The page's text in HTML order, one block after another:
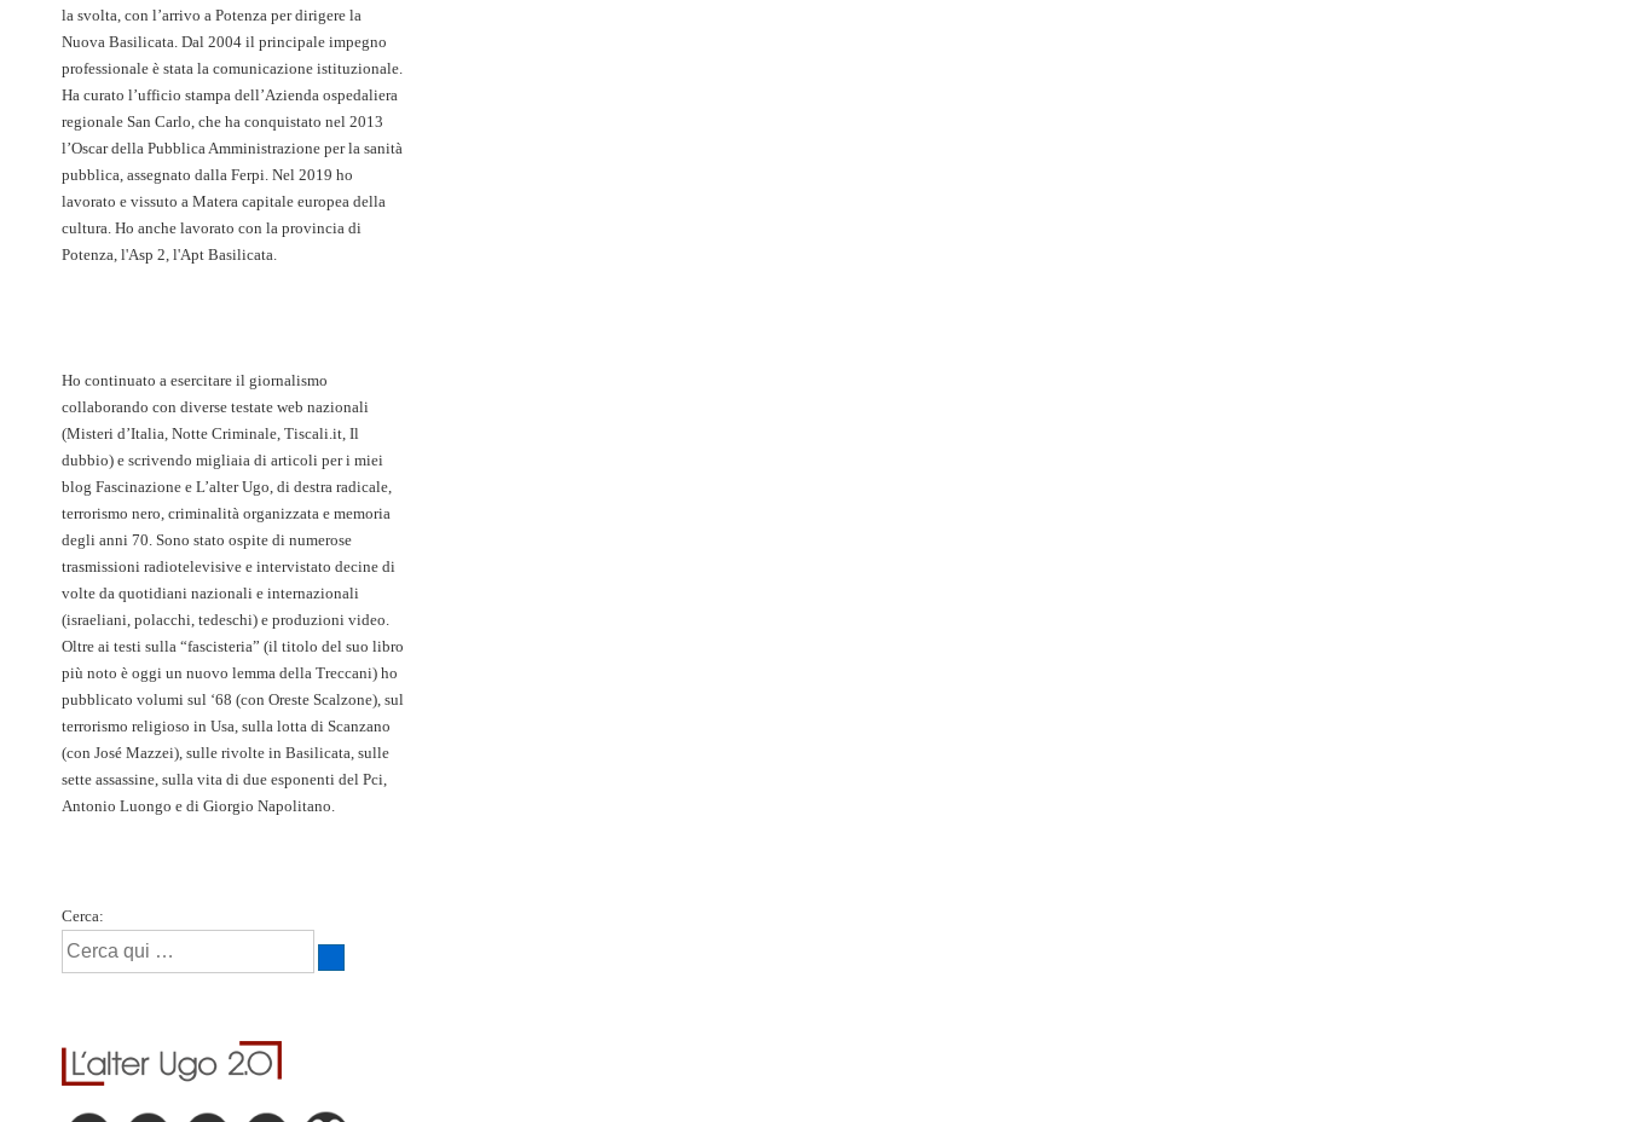
la svolta, con l’arrivo a Potenza per dirigere la
Nuova Basilicata. Dal 2004 il principale impegno
professionale è stata la comunicazione istituzionale.
Ha curato l’ufficio stampa dell’Azienda ospedaliera
regionale San Carlo, che ha conquistato nel 2013
l’Oscar della Pubblica Amministrazione per la sanità
pubblica, assegnato dalla Ferpi. Nel 2019 ho
lavorato e vissuto a Matera capitale europea della
cultura. Ho anche lavorato con la provincia di
Potenza, l'Asp 2, l'Apt Basilicata.
Ho continuato a esercitare il giornalismo
collaborando con diverse testate web nazionali
(Misteri d’Italia, Notte Criminale, Tiscali.it, Il
dubbio) e scrivendo migliaia di articoli per i miei
blog Fascinazione e L’alter Ugo, di destra radicale,
terrorismo nero, criminalità organizzata e memoria
degli anni 70. Sono stato ospite di numerose
trasmissioni radiotelevisive e intervistato decine di
volte da quotidiani nazionali e internazionali
(israeliani, polacchi, tedeschi) e produzioni video.
Oltre ai testi sulla “fascisteria” (il titolo del suo libro
più noto è oggi un nuovo lemma della Treccani) ho
pubblicato volumi sul ‘68 (con Oreste Scalzone), sul
terrorismo religioso in Usa, sulla lotta di Scanzano
(con José Mazzei), sulle rivolte in Basilicata, sulle
sette assassine, sulla vita di due esponenti del Pci,
Antonio Luongo e di Giorgio Napolitano.
Cerca: